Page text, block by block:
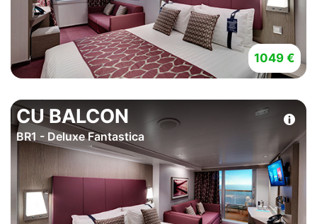
1049 €
CU BALCON
BR1 - Deluxe Fantastica